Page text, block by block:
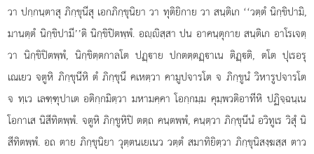
วา ปกฺกนฺตาสุ ภิกฺขุนีสุ เอกภิกฺขุนิยา วา ทุติยิกาย วา สนฺติเก ‘‘วตฺตํ นิกฺขิปามิ,
มานตฺตํ นิกฺขิปามี’’ติ นิกฺขิปิตพฺพํ. อฺิสฺสา ปน อาคนฺตุกาย สนฺติเก อาโรเจตฺ
วา นิกฺขิปิตพฺพํ, นิกฺขิตฺตกาลโต ปฏฺาย ปกตตฺตฏฺาเน ติฏฺติ, ตโต ปุเรอรุ
เณเยว จตูหิ ภิกฺขุนีหิ ตํ ภิกฺขุนึ คเหตฺวา คามูปจารโต จ ภิกฺขูนํ วิหารูปจารโต
จ ทฺเว เลฑฺฑุปาเต อติกฺกมิตฺวา มหามคฺคา โอกฺกมฺม คุมฺพวติอาทีหิ ปฏิจฺฉนฺเน
โอกาเส นิสีทิตพฺพํ. จตูหิ ภิกฺขูหิปิ ตตฺถ คนฺตพฺพํ, คนฺตฺวา ภิกฺขุนีนํ อวิทูเร วิสุํ นิ
สีทิตพฺพํ. อถ ตาย ภิกฺขุนิยา วุตฺตนเยเนว วตฺตํ สมาทิยิตฺวา ภิกฺขุนิสงฺฆสฺส ตาว